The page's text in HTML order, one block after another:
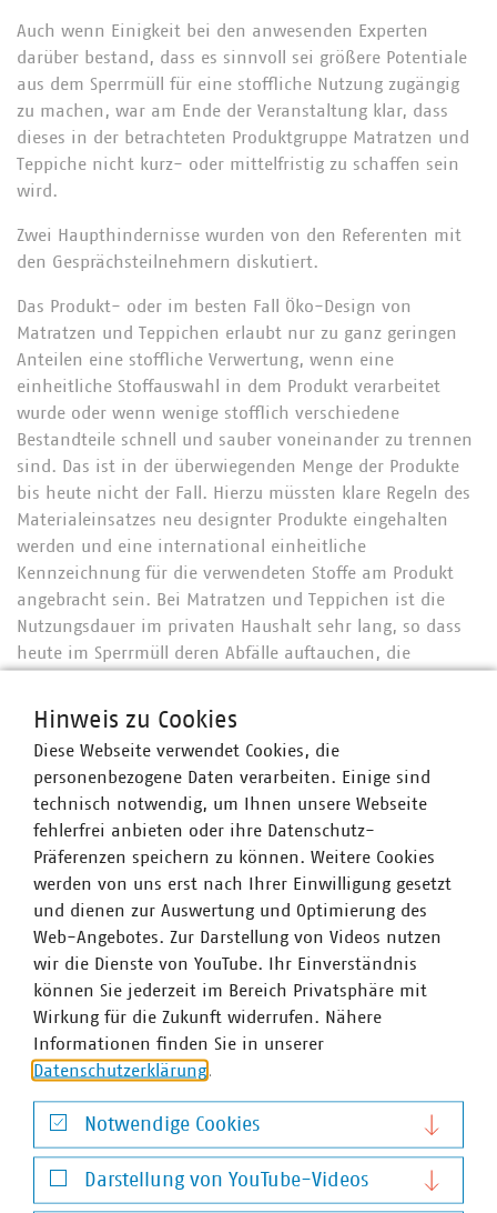
Auch wenn Einigkeit bei den anwesenden Experten
darüber bestand, dass es sinnvoll sei größere Potentiale
aus dem Sperrmüll für eine stoffliche Nutzung zugängig
zu machen, war am Ende der Veranstaltung klar, dass
dieses in der betrachteten Produktgruppe Matratzen und
Teppiche nicht kurz- oder mittelfristig zu schaffen sein
wird.
Zwei Haupthindernisse wurden von den Referenten mit
den Gesprächsteilnehmern diskutiert.
Das Produkt- oder im besten Fall Öko-Design von
Matratzen und Teppichen erlaubt nur zu ganz geringen
Anteilen eine stoffliche Verwertung, wenn eine
einheitliche Stoffauswahl in dem Produkt verarbeitet
wurde oder wenn wenige stofflich verschiedene
Bestandteile schnell und sauber voneinander zu trennen
sind. Das ist in der überwiegenden Menge der Produkte
bis heute nicht der Fall. Hierzu müssten klare Regeln des
Materialeinsatzes neu designter Produkte eingehalten
werden und eine international einheitliche
Kennzeichnung für die verwendeten Stoffe am Produkt
angebracht sein. Bei Matratzen und Teppichen ist die
Nutzungsdauer im privaten Haushalt sehr lang, so dass
heute im Sperrmüll deren Abfälle auftauchen, die
neue Regeln zum Produktdesign und zur Kennzeichnung
erst in vielen Jahren greifen.
Die Materialqualität des im Sperrmüll auftauchenden
Teppich- und Matratzenanteils ist sehr schlecht. Ohne
eine teure Getrennthaltung mit Verhinderung von
Nässeeinwirkung auf die Abfälle sind diese auf keinen
Fall für ein Produkt-zu-Produkt-Recycling zu verwenden.
Einige Downcycling-Produkte wie z. B. Malervlies gibt es
dennoch für ein zweites Produktleben der eingesetzten
Textilien.
Sind diese beiden Haupthindernisse behoben, bleibt
noch die Aufgabe einen Nachfragemarkt nach
Sekundärrohstoffen aus dem Matratzen- und
Aufbereitung der Materialien finanziert werden könnte.
auskömmliche Recyclingmöglichkeit der Materialien aus
Matratzen und Teppichen.
Hinweis zu Cookies
Diese Webseite verwendet Cookies, die
personenbezogene Daten verarbeiten. Einige sind
technisch notwendig, um Ihnen unsere Webseite
fehlerfrei anbieten oder ihre Datenschutz-
Präferenzen speichern zu können. Weitere Cookies
werden von uns erst nach Ihrer Einwilligung gesetzt
und dienen zur Auswertung und Optimierung des
Web-Angebotes. Zur Darstellung von Videos nutzen
wir die Dienste von YouTube. Ihr Einverständnis
können Sie jederzeit im Bereich Privatsphäre mit
Wirkung für die Zukunft widerrufen. Nähere
Informationen finden Sie in unserer
Datenschutzerklärung.
Notwendige Cookies
Notwendige Cookies
Darstellung von YouTube-Videos
Darstellung von YouTube-Videos